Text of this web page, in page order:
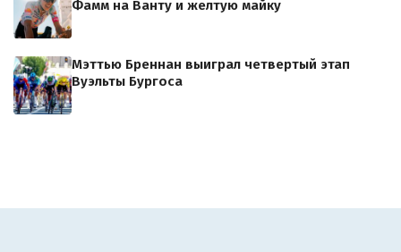
Фамм на Ванту и желтую майку
Мэттью Бреннан выиграл четвертый этап
Вуэльты Бургоса